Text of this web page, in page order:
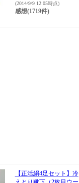
(2014/9/9 12:05時点)
感想(1719件)
【正活絹4足セット】冷